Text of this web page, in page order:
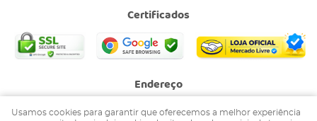
Certificados
Endereço
CEP: 13964-004
Usamos cookies para garantir que oferecemos a melhor experiência